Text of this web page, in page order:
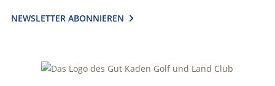
NEWSLETTER ABONNIEREN 